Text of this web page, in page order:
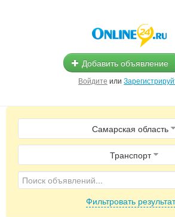
Добавить объявление
Войдите или
Главная
Помощь
Услуги
Магазины
Самарская область
Транспорт
Фильтровать